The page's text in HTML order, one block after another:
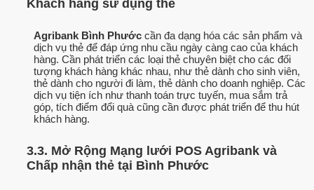
Khách hàng sử dụng thẻ
Agribank Bình Phước cần đa dạng hóa các sản phẩm và
dịch vụ thẻ để đáp ứng nhu cầu ngày càng cao của khách
hàng. Cần phát triển các loại thẻ chuyên biệt cho các đối
tượng khách hàng khác nhau, như thẻ dành cho sinh viên,
thẻ dành cho người đi làm, thẻ dành cho doanh nghiệp. Các
dịch vụ tiện ích như thanh toán trực tuyến, mua sắm trả
góp, tích điểm đổi quà cũng cần được phát triển để thu hút
khách hàng.
3.3. Mở Rộng Mạng lưới POS Agribank và
Chấp nhận thẻ tại Bình Phước